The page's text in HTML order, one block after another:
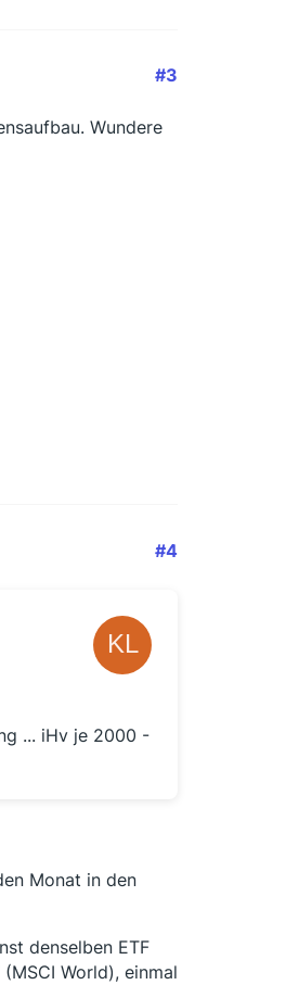
#3
Wundere
#4
... iHv je 2000 -
Monat in den
denselben ETF
World), einmal